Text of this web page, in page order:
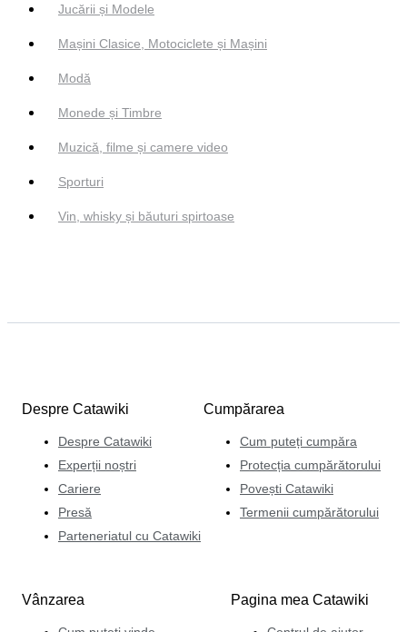
Jucării și Modele
Mașini Clasice, Motociclete și Mașini
Modă
Monede și Timbre
Muzică, filme și camere video
Sporturi
Vin, whisky și băuturi spirtoase
Despre Catawiki
Despre Catawiki
Experții noștri
Cariere
Presă
Parteneriatul cu Catawiki
Cumpărarea
Cum puteți cumpăra
Protecția cumpărătorului
Povești Catawiki
Termenii cumpărătorului
Vânzarea Pagina mea Catawiki